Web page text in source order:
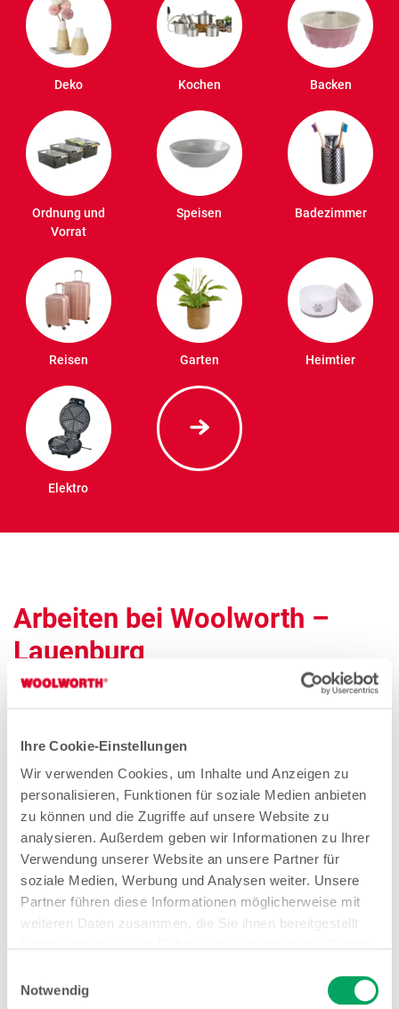
Ihre Cookie-Einstellungen
Wir verwenden Cookies, um Inhalte und Anzeigen zu
personalisieren, Funktionen für soziale Medien anbieten
zu können und die Zugriffe auf unsere Website zu
analysieren. Außerdem geben wir Informationen zu Ihrer
Verwendung unserer Website an unsere Partner für
soziale Medien, Werbung und Analysen weiter. Unsere
Partner führen diese Informationen möglicherweise mit
weiteren Daten zusammen, die Sie ihnen bereitgestellt
Einstellungen zu den Cookies finden Sie
Notwendig
Deko Kochen Backen
Ordnung und
Vorrat
Speisen Badezimmer
Reisen Garten Heimtier
Elektro
Arbeiten bei Woolworth –
Lauenburg
Zum Stellenangebot
Verkäuferin Teilzeit (gn*)
Zum Stellenangebot
Stores in der Nähe von